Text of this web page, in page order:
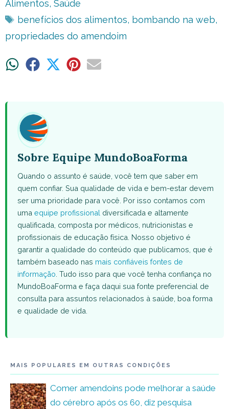
Alimentos, Saúde
Tags
benefícios dos alimentos, bombando na web,
propriedades do amendoim
ShareShare ShareShareShare
Sobre Equipe MundoBoaForma
Quando o assunto é saúde, você tem que saber em
quem confiar. Sua qualidade de vida e bem-estar devem
ser uma prioridade para você. Por isso contamos com
uma equipe profissional diversificada e altamente
qualificada, composta por médicos, nutricionistas e
profissionais de educação física. Nosso objetivo é
garantir a qualidade do conteúdo que publicamos, que é
também baseado nas mais confiáveis fontes de
informação . Tudo isso para que você tenha confiança no
MundoBoaForma e faça daqui sua fonte preferencial de
consulta para assuntos relacionados à saúde, boa forma
e qualidade de vida.
MAIS POPULARES EM OUTRAS CONDIÇÕES
Comer amendoins pode melhorar a saúde
do cérebro após os 60, diz pesquisa